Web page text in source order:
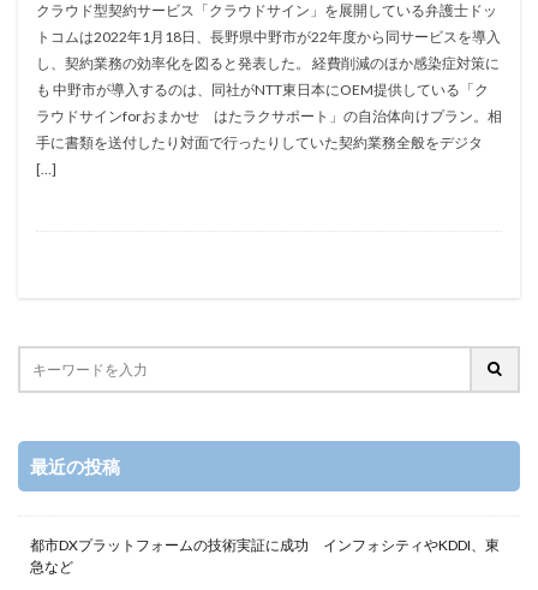
クラウド型契約サービス「クラウドサイン」を展開している弁護士ドッ
トコムは2022年1月18日、長野県中野市が22年度から同サービスを導入
し、契約業務の効率化を図ると発表した。 経費削減のほか感染症対策に
も 中野市が導入するのは、同社がNTT東日本にOEM提供している「ク
ラウドサインforおまかせ はたラクサポート」の自治体向けプラン。相
手に書類を送付したり対面で行ったりしていた契約業務全般をデジタ
[…]
最近の投稿
都市DXプラットフォームの技術実証に成功 インフォシティやKDDI、東
急など